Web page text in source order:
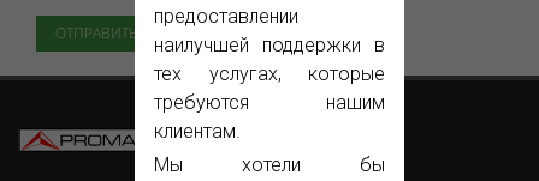
предоставлении
наилучшей поддержки в
тех услугах, которые
требуются нашим
клиентам.
Мы хотели бы